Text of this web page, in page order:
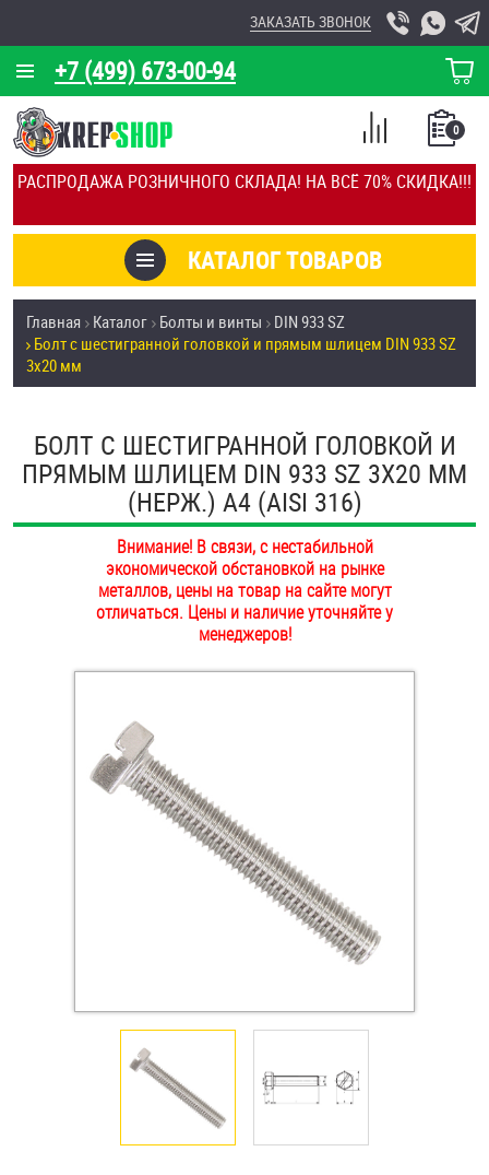
РАСПРОДАЖА РОЗНИЧНОГО СКЛАДА! НА ВСЁ 70% СКИДКА!!!
+7 (499) 673-00-94
ЗАКАЗАТЬ ЗВОНОК
КОРЗИНА
О КОМПАНИИ
КАЛЬКУЛЯТОР
ОТЗЫВЫ
УСЛУГИ
СКИДКИ
ПОКУПАТЕЛЯМ
ОПЛАТА И ДОСТАВКА
НАШИ МАГАЗИНЫ
КАТАЛОГ ТОВАРОВ
0
СПИСОК
СРАВНЕНИЕ
Товары со скидкой
Анкеры
Болты и винты
Втулки
Заклепки (Гайки-Заклепки)
Крюки, кольца с метрической резьбой
Крюки, кольца с шурупной резьбой
Оснастка и аксессуары для яхт
Саморезы и шурупы
Главная Каталог Болты и винты
DIN 933 SZ
Болт с шестигранной головкой и прямым шлицем DIN 933 SZ
3х20 мм
БОЛТ С ШЕСТИГРАННОЙ ГОЛОВКОЙ И
ПРЯМЫМ ШЛИЦЕМ DIN 933 SZ 3Х20 ММ
(НЕРЖ.) A4 (AISI 316)
Внимание! В связи, с нестабильной
экономической обстановкой на рынке
металлов, цены на товар на сайте могут
отличаться. Цены и наличие уточняйте у
менеджеров!